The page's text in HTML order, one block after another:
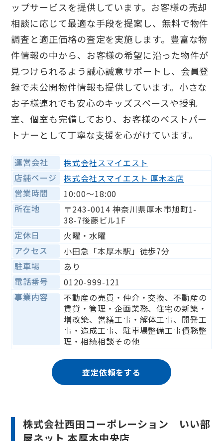
ップサービスを提供しています。お客様の売却
相談に応じて最適な手段を提案し、無料で物件
調査と適正価格の査定を実施します。豊富な物
件情報の中から、お客様の希望に沿った物件が
見つけられるよう誠心誠意サポートし、会員登
録で未公開物件情報も提供しています。小さな
お子様連れでも安心のキッズスペースや授乳
室、個室も完備しており、お客様のベストパー
トナーとして丁寧な支援を心がけています。
運営会社
株式会社スマイエスト
店舗ページ
株式会社スマイエスト 厚木本店
営業時間
10:00〜18:00
所在地
〒243-0014 神奈川県厚木市旭町1-
38-7後藤ビル1F
定休日
火曜・水曜
アクセス
小田急「本厚木駅」徒歩7分
駐車場
あり
電話番号
0120-999-121
事業内容
不動産の売買・仲介・交換、不動産の
賃貸・管理・企画業務、住宅の新築・
増改築、営繕工事・解体工事、開発工
事・造成工事、駐車場整備工事債務整
理・相続相談その他
査定依頼をする
株式会社西田コーポレーション いい部
屋ネット 本厚⽊中央店